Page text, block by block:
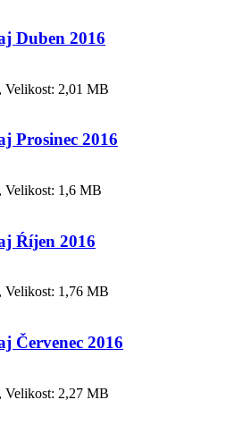
Duben 2016
Velikost: 2,01 MB
Prosinec 2016
Velikost: 1,6 MB
Ŕíjen 2016
Velikost: 1,76 MB
Červenec 2016
Velikost: 2,27 MB